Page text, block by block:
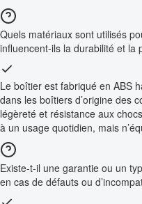
Quels matériaux sont utilisés
influencent-ils la durabilité et la
Le boîtier est fabriqué en ABS
dans les boîtiers d’origine des
légèreté et résistance aux
à un usage quotidien, mais
Existe-t-il une garantie ou un
en cas de défauts ou